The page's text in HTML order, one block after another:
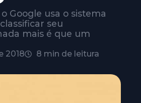
Google usa o sistema
seu
mais é que um
2018 8 min de leitura